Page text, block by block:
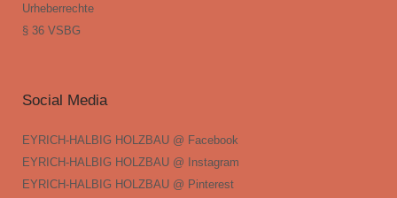
Urheberrechte
§ 36 VSBG
Social Media
EYRICH-HALBIG HOLZBAU @ Facebook
EYRICH-HALBIG HOLZBAU @ Instagram
EYRICH-HALBIG HOLZBAU @ Pinterest